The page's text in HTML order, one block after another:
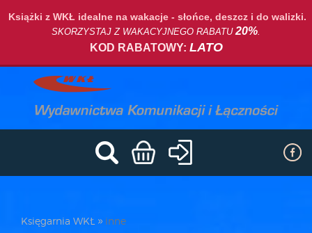
Książki z WKŁ idealne na wakacje - słońce, deszcz i do walizki.
SKORZYSTAJ Z WAKACYJNEGO RABATU20%.
KOD RABATOWY: LATO
Księgarnia WKŁ inne